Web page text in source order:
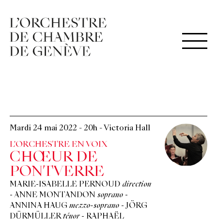
Mardi 24 mai 2022 - 20h - Victoria Hall
L'ORCHESTRE EN VOIX
CHŒUR DE
PONTVERRE
MARIE-ISABELLE PERNOUD direction
- ANNE MONTANDON soprano -
ANNINA HAUG mezzo-soprano - JÖRG
DÜRMÜLLER ténor - RAPHAËL